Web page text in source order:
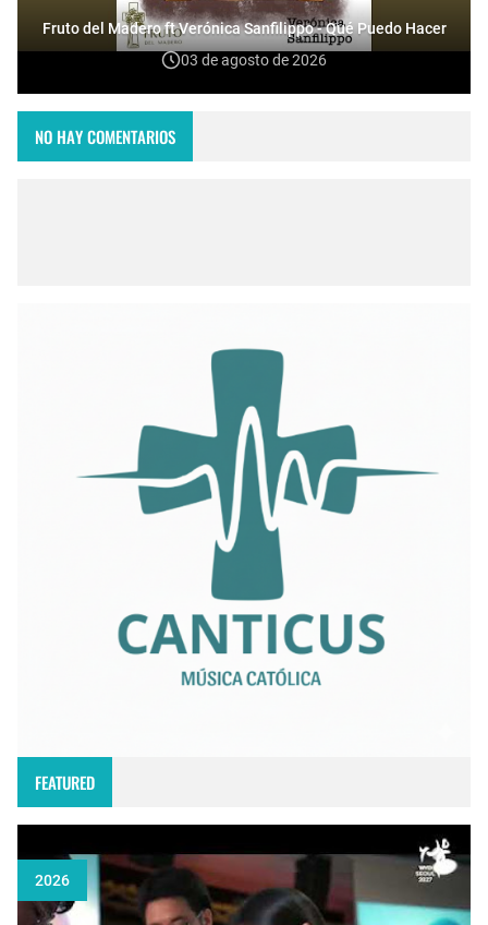
Fruto del Madero ft Verónica Sanfilippo - Qué Puedo Hacer
03 de agosto de 2026
NO HAY COMENTARIOS
FEATURED
2026